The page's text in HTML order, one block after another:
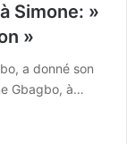
Simone: »
»
a donné son
Gbagbo, à…